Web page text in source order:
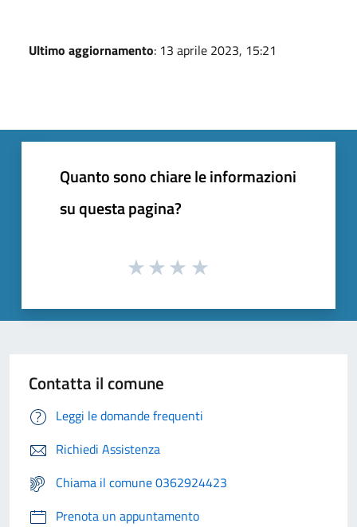
Ultimo aggiornamento: 13 aprile 2023, 15:21
Quanto sono chiare le informazioni
su questa pagina?
Contatta il comune
Leggi le domande frequenti
Richiedi Assistenza
Chiama il comune 0362924423
Prenota un appuntamento